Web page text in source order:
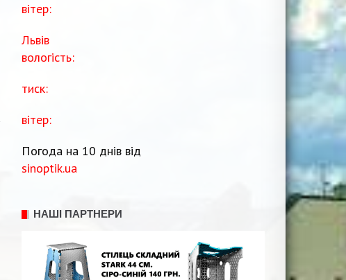
вітер:
Львів
вологість:
тиск:
вітер:
Погода на 10 днів від
sinoptik.ua
НАШІ ПАРТНЕРИ